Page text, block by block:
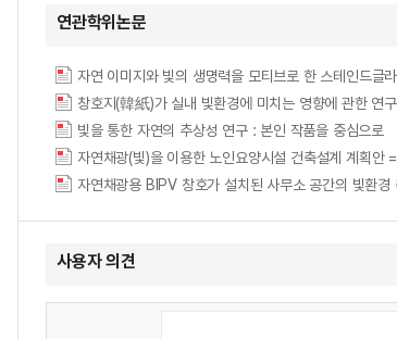
연관학위논문
자연 이미지와 빛의 생명력을 모티브로 한 스테인
창호지(韓紙)가 실내 빛환경에 미치는 영향에 관
빛을 통한 자연의 추상성 연구 : 본인 작품을 중심으로
자연채광(빛)을 이용한 노인요양시설 건축설계
자연채광용 BIPV 창호가 설치된 사무소 공간의
사용자 의견